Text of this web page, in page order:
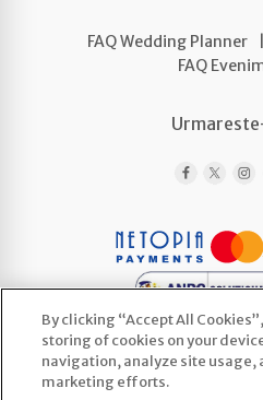
FAQ Wedding Planner
FAQ
By clicking “Accept All
storing of cookies on your
navigation, analyze site usage,
marketing efforts.